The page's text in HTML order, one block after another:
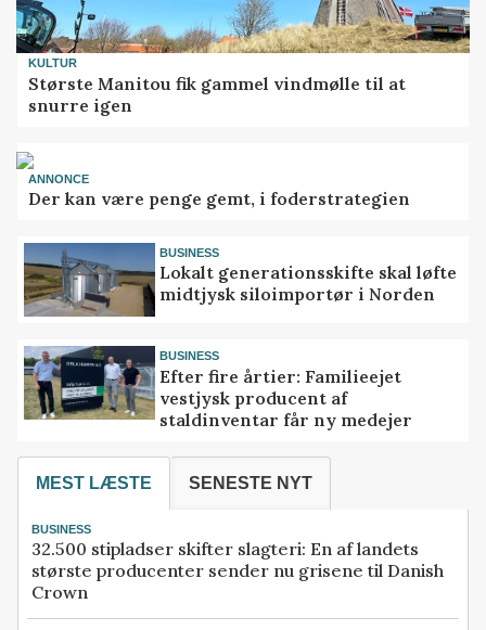
KULTUR
Største Manitou fik gammel vindmølle til at
snurre igen
ANNONCE
Der kan være penge gemt, i foderstrategien
BUSINESS
Lokalt generationsskifte skal løfte
midtjysk siloimportør i Norden
BUSINESS
Efter fire årtier: Familieejet
vestjysk producent af
staldinventar får ny medejer
MEST LÆSTE SENESTE NYT
BUSINESS
32.500 stipladser skifter slagteri: En af landets
største producenter sender nu grisene til Danish
Crown